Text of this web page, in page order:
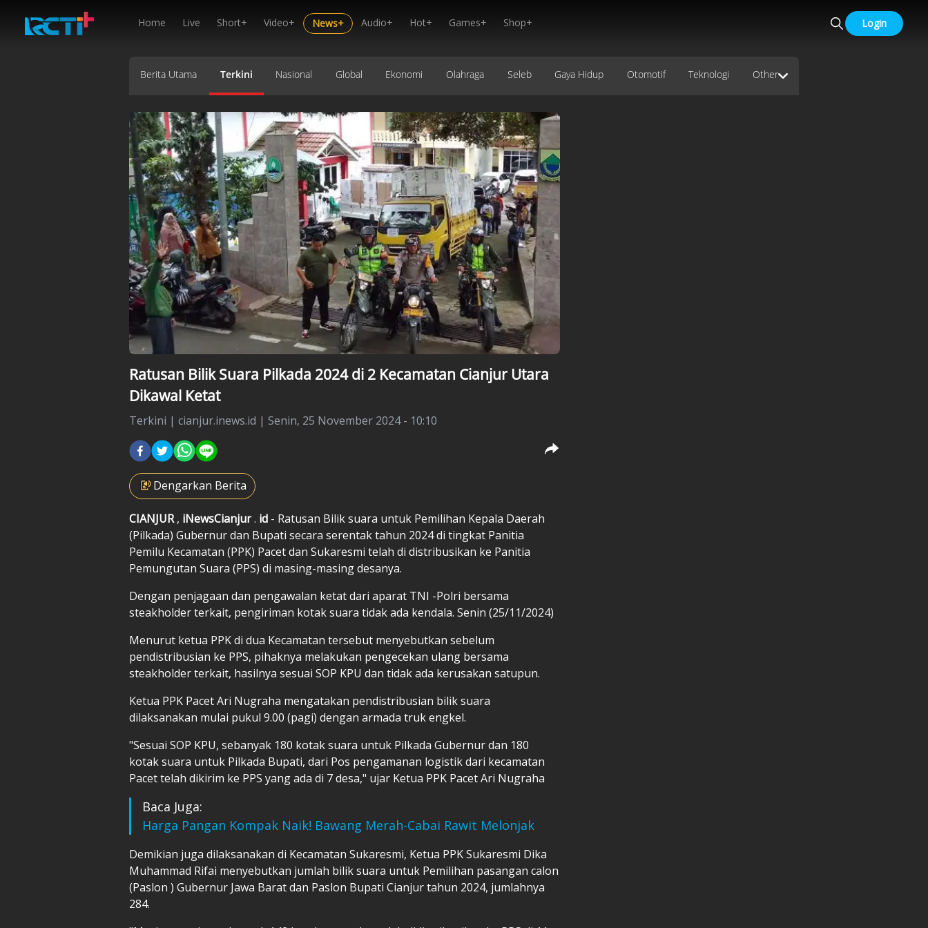
Home Live Short+ Video+ News+ Audio+ Hot+ Games+ Shop+ Login
Berita Utama Terkini Nasional Global Ekonomi Olahraga Seleb Gaya Hidup Otomotif Teknologi Other
Ratusan Bilik Suara Pilkada 2024 di 2 Kecamatan Cianjur Utara
Dikawal Ketat
Terkini | cianjur.inews.id | Senin, 25 November 2024 - 10:10
Dengarkan Berita
CIANJUR, iNewsCianjur. id - Ratusan Bilik suara untuk Pemilihan Kepala Daerah
(Pilkada) Gubernur dan Bupati secara serentak tahun 2024 di tingkat Panitia
Pemilu Kecamatan (PPK) Pacet dan Sukaresmi telah di distribusikan ke Panitia
Pemungutan Suara (PPS) di masing-masing desanya.
Dengan penjagaan dan pengawalan ketat dari aparat TNI -Polri bersama
steakholder terkait, pengiriman kotak suara tidak ada kendala. Senin (25/11/2024)
Menurut ketua PPK di dua Kecamatan tersebut menyebutkan sebelum
pendistribusian ke PPS, pihaknya melakukan pengecekan ulang bersama
steakholder terkait, hasilnya sesuai SOP KPU dan tidak ada kerusakan satupun.
Ketua PPK Pacet Ari Nugraha mengatakan pendistribusian bilik suara
dilaksanakan mulai pukul 9.00 (pagi) dengan armada truk engkel.
"Sesuai SOP KPU, sebanyak 180 kotak suara untuk Pilkada Gubernur dan 180
kotak suara untuk Pilkada Bupati, dari Pos pengamanan logistik dari kecamatan
Pacet telah dikirim ke PPS yang ada di 7 desa," ujar Ketua PPK Pacet Ari Nugraha
Baca Juga:
Harga Pangan Kompak Naik! Bawang Merah-Cabai Rawit Melonjak
Demikian juga dilaksanakan di Kecamatan Sukaresmi, Ketua PPK Sukaresmi Dika
Muhammad Rifai menyebutkan jumlah bilik suara untuk Pemilihan pasangan calon
(Paslon ) Gubernur Jawa Barat dan Paslon Bupati Cianjur tahun 2024, jumlahnya
284.